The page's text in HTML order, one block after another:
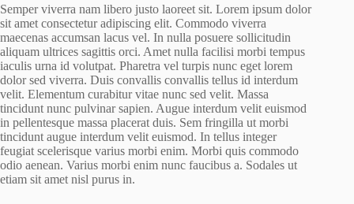
Semper viverra nam libero justo laoreet sit. Lorem ipsum dolor
sit amet consectetur adipiscing elit. Commodo viverra
maecenas accumsan lacus vel. In nulla posuere sollicitudin
aliquam ultrices sagittis orci. Amet nulla facilisi morbi tempus
iaculis urna id volutpat. Pharetra vel turpis nunc eget lorem
dolor sed viverra. Duis convallis convallis tellus id interdum
velit. Elementum curabitur vitae nunc sed velit. Massa
tincidunt nunc pulvinar sapien. Augue interdum velit euismod
in pellentesque massa placerat duis. Sem fringilla ut morbi
tincidunt augue interdum velit euismod. In tellus integer
feugiat scelerisque varius morbi enim. Morbi quis commodo
odio aenean. Varius morbi enim nunc faucibus a. Sodales ut
etiam sit amet nisl purus in.